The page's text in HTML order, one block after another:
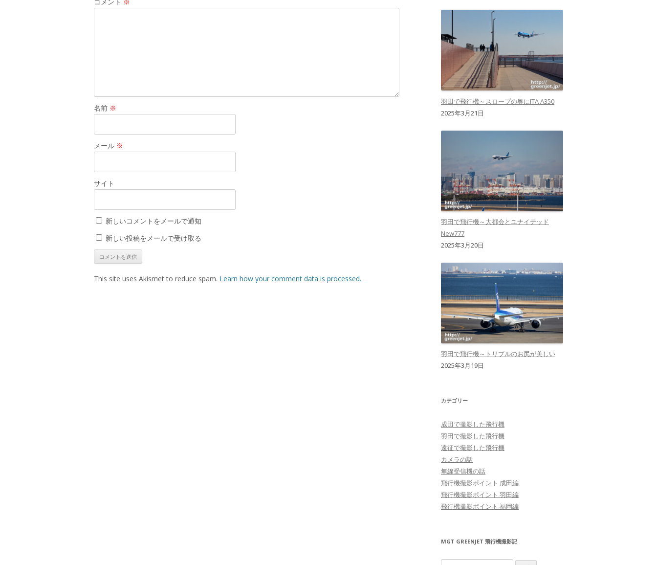
コメント ※
名前 ※
メール ※
サイト
新しいコメントをメールで通知
新しい投稿をメールで受け取る
This site uses Akismet to reduce spam. Learn how your comment data is processed.
羽田で飛行機～スロープの奥にITA A350
2025年3月21日
羽田で飛行機～大都会とユナイテッド
New777
2025年3月20日
羽田で飛行機～トリプルのお尻が美しい
2025年3月19日
カテゴリー
成田で撮影した飛行機
羽田で撮影した飛行機
遠征で撮影した飛行機
カメラの話
無線受信機の話
飛行機撮影ポイント 成田編
飛行機撮影ポイント 羽田編
飛行機撮影ポイント 福岡編
MGT GREENJET 飛行機撮影記